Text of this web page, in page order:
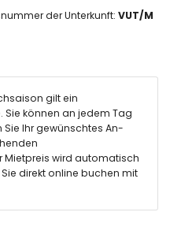
8,8. Gäste schätzen
die vollausgestattete
Überwintern?
Tag.Vom Wohnzimmer, den
über das Mittelmeer, die
Im Winter, ohne den
der Unterkunft: VUT/M
gilt ein
Sie können an jedem Tag
Ihr gewünschtes An-
Mietpreis wird automatisch
direkt online buchen mit